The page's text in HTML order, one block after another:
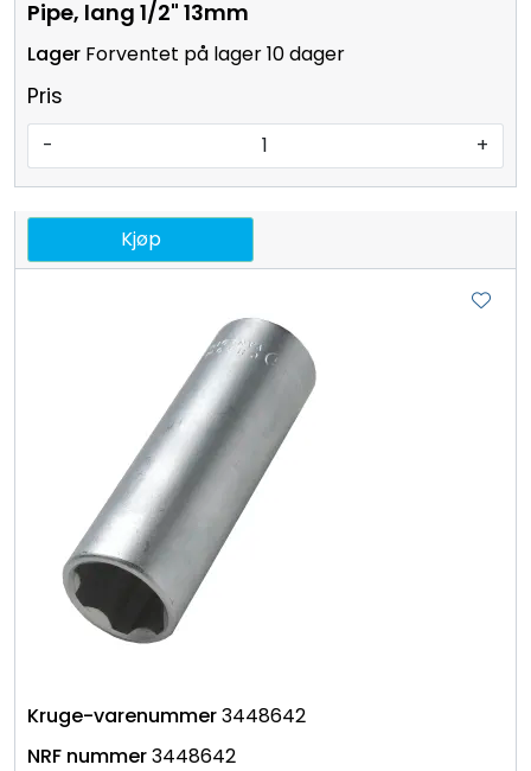
Pipe, lang 1/2" 13mm
Forventet på lager 10 dager
Pris
- +
Kjøp
3448642
3448642